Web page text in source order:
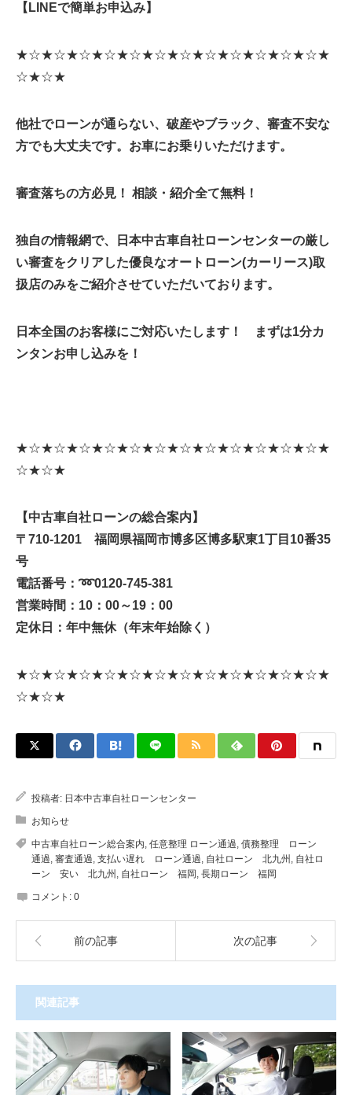
【LINEで簡単お申込み】
★☆★☆★☆★☆★☆★☆★☆★☆★☆★☆★☆★☆★
☆★☆★
他社でローンが通らない、破産やブラック、審査不安な
方でも大丈夫です。お車にお乗りいただけます。
審査落ちの方必見！ 相談・紹介全て無料！
独自の情報網で、日本中古車自社ローンセンターの厳し
い審査をクリアした優良なオートローン(カーリース)取
扱店のみをご紹介させていただいております。
日本全国のお客様にご対応いたします！ まずは1分カ
ンタンお申し込みを！
★☆★☆★☆★☆★☆★☆★☆★☆★☆★☆★☆★☆★
☆★☆★
【中古車自社ローンの総合案内】
〒710-1201 福岡県福岡市博多区博多駅東1丁目10番35
号
電話番号： ➿0120-745-381
営業時間：10：00～19：00
定休日：年中無休（年末年始除く）
★☆★☆★☆★☆★☆★☆★☆★☆★☆★☆★☆★☆★
☆★☆★
投稿者: 日本中古車自社ローンセンター
お知らせ
中古車自社ローン総合案内, 任意整理 ローン通過, 債務整理 ローン
通過, 審査通過, 支払い遅れ ローン通過, 自社ローン 北九州 , 自社ロ
ーン 安い 北九州 , 自社ローン 福岡 , 長期ローン 福岡
コメント: 0
前の記事 次の記事
関連記事